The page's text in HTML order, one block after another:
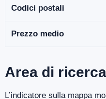
Codici postali
Prezzo medio
Area di
L’indicatore sulla mappa